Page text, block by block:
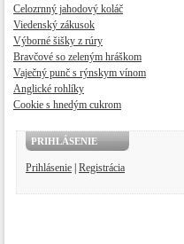
Celozrnný jahodový koláč
Viedenský zákusok
Výborné šišky z rúry
Bravčové so zeleným hráškom
Vaječný punč s rýnskym vínom
Anglické rohlíky
Cookie s hnedým cukrom
PRIHLÁSENIE
Prihlásenie Registrácia